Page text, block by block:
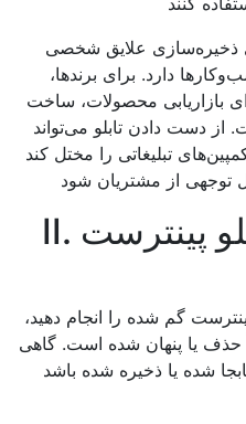
ذخیره‌سازی علایق شخصی
دارد. برای برندها،
بازاریابی محصولات، ساخت
از دست دادن تابلو می‌تواند
تبلیغاتی را مختل کند
II. بررسی مجدد تابلو پینترست
گم شده را انجام دهید،
حذف یا پنهان شده است. گاهی
شده یا ذخیره شده باشد